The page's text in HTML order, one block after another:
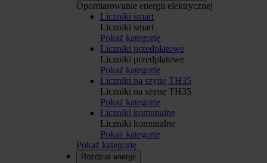
Opomiarowanie energii elektrycznej
Liczniki smart
Liczniki smart
Pokaż kategorię
Liczniki przedpłatowe
Liczniki przedpłatowe
Pokaż kategorię
Liczniki na szynę TH35
Liczniki na szynę TH35
Pokaż kategorię
Liczniki komunalne
Liczniki komunalne
Pokaż kategorię
Pokaż kategorię
Rozdział energii